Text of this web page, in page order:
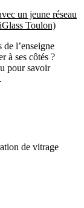
un jeune réseau
Toulon)
l’enseigne
à ses côtés ?
pour savoir
.
de vitrage